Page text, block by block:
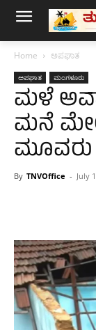
Home ಅಪಘಾತ
ಅಪಘಾತ ಮಂಗಳೂರು
ಮಳೆ
ಮನೆ
By TNVOffice - July